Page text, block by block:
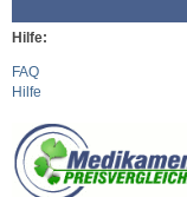
Hilfe:
FAQ
Hilfe